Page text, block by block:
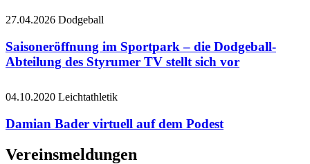
27.04.2026 Dodgeball
Saisoneröffnung im Sportpark – die Dodgeball-
Abteilung des Styrumer TV stellt sich vor
04.10.2020 Leichtathletik
Damian Bader virtuell auf dem Podest
Vereinsmeldungen